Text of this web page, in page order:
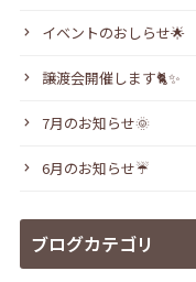
イベントのおしらせ🌟
譲渡会開催します🐈✨
7月のお知らせ🌞
6月のお知らせ☔
ブログカテゴリ